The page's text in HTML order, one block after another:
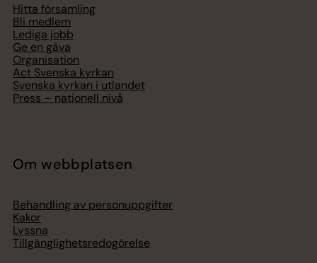
Hitta församling
Bli medlem
Lediga jobb
Ge en gåva
Organisation
Act Svenska kyrkan
Svenska kyrkan i utlandet
Press – nationell nivå
Om webbplatsen
Behandling av personuppgifter
Kakor
Lyssna
Tillgänglighetsredogörelse